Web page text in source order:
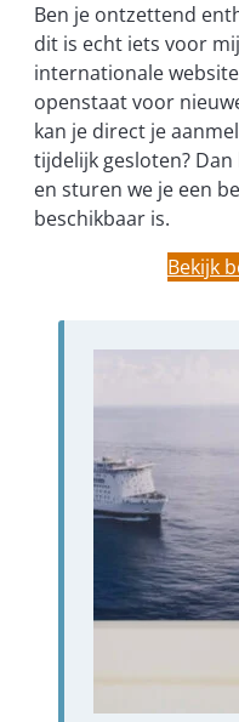
Ben je ontzettend
dit is echt iets voor
internationale
openstaat voor
kan je direct je
tijdelijk gesloten?
en sturen we je een
beschikbaar is.
Bekijk